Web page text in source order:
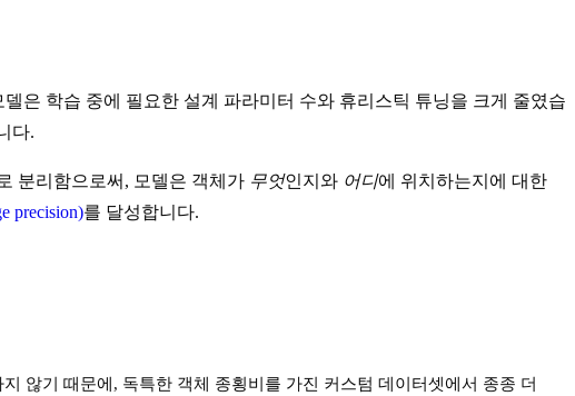
은 학습 중에 필요한 설계 파라미터 수와 휴리스틱 튜닝을 크게 줄였습
다.
분리함으로써, 모델은 객체가 무엇인지와 어디에 위치하는지에 대한
precision)를 달성합니다.
않기 때문에, 독특한 객체 종횡비를 가진 커스텀 데이터셋에서 종종 더